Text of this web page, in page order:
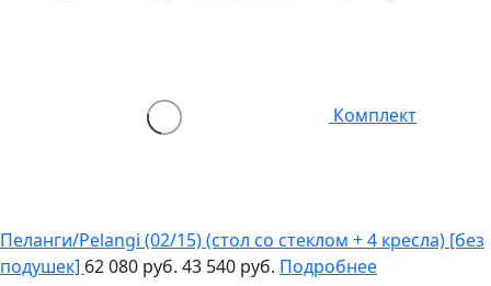
Комплект
Пеланги/Pelangi (02/15) (стол со стеклом + 4 кресла) [без
подушек] 62 080 руб. 43 540 руб. Подробнее